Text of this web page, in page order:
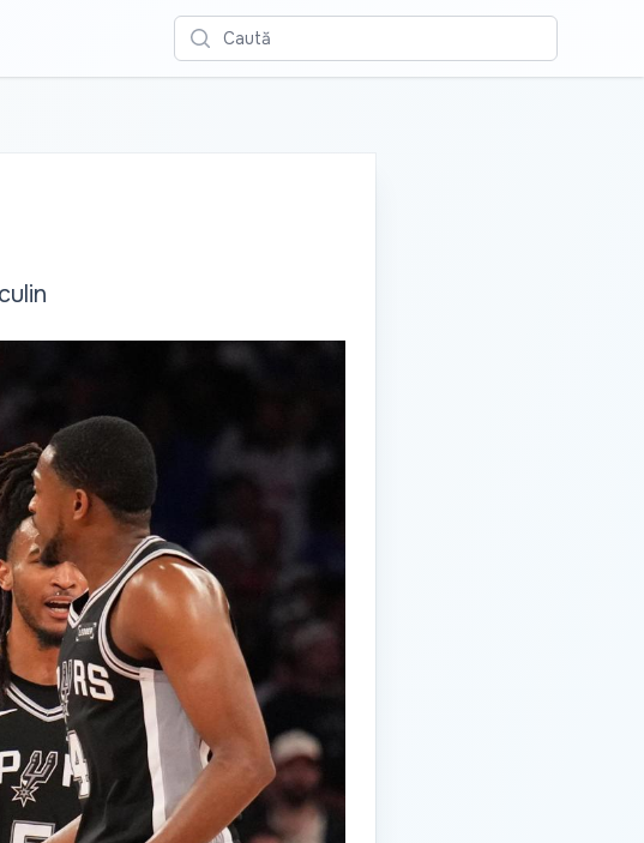
Caută